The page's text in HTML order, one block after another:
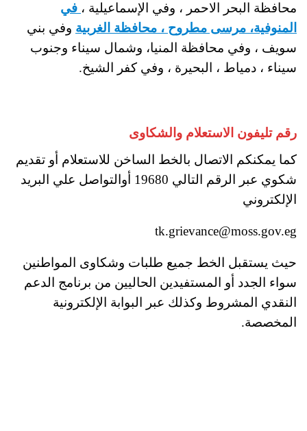
محافظة البحر الاحمر ، وفي الإسماعيلية ، في
المنوفية، مرسى مطروح ، محافظة الغربية وفي بني
سويف ، وفي محافظة المنيا، وشمال سيناء وجنوب
سيناء ، دمياط ، البحيرة ، وفي كفر الشيخ.
رقم تليفون الاستعلام والشكاوى
كما يمكنكم الاتصال بالخط الساخن للاستعلام أو تقديم
شكوي عبر الرقم التالي 19680 أوالتواصل علي البريد
الإلكتروني
tk.grievance@moss.gov.eg
حيث يستقبل الخط جميع طلبات وشكاوى المواطنين
سواء الجدد أو المستفيدين الحاليين من برنامج الدعم
النقدي المشروط وكذلك عبر البوابة الإلكترونية
المخصصة.